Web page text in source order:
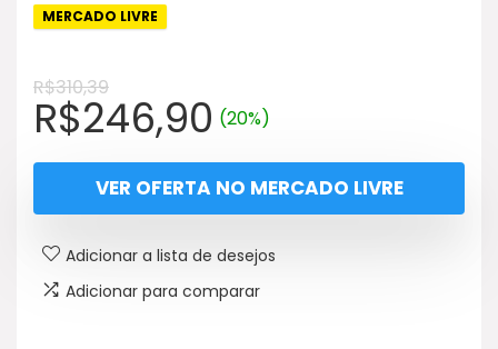
MERCADO LIVRE
R$310,39
O
preço
original
era:
R$310,39.
R$246,90O
preço
atual
é:
R$246,90.
(20%)
VER OFERTA NO MERCADO LIVRE
Adicionar a lista de desejos
Adicionar para comparar